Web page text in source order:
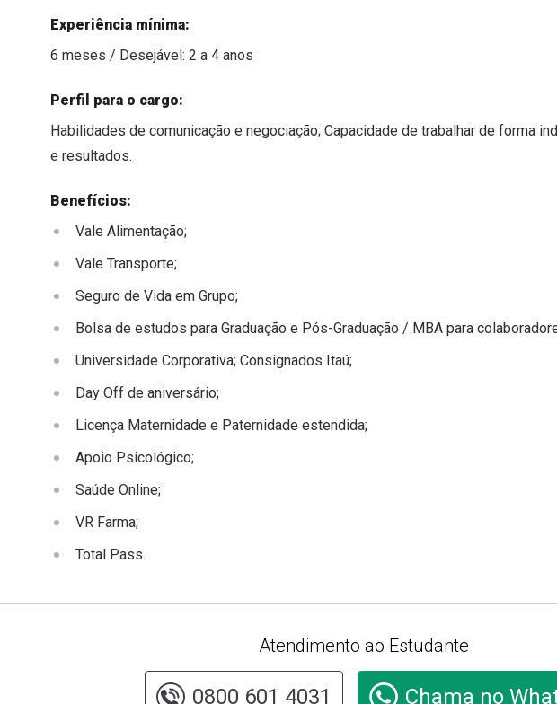
Experiência mínima:
6 meses / Desejável: 2 a 4 anos
Perfil para o cargo:
Habilidades de comunicação e negociação; Capacidade de trabalhar de forma
e resultados.
Benefícios:
Vale Alimentação;
Vale Transporte;
Seguro de Vida em Grupo;
Bolsa de estudos para Graduação e Pós-Graduação / MBA para
Universidade Corporativa; Consignados Itaú;
Day Off de aniversário;
Licença Maternidade e Paternidade estendida;
Apoio Psicológico;
Saúde Online;
VR Farma;
Total Pass.
Atendimento ao Estudante
0800 601 4031 Chama no